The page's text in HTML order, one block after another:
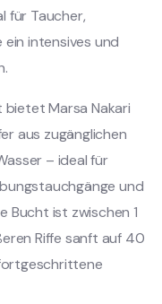
für Taucher,
intensives und
Marsa Nakari
aus zugänglichen
– ideal für
und
Bucht ist zwischen 1
Riffe sanft auf 40